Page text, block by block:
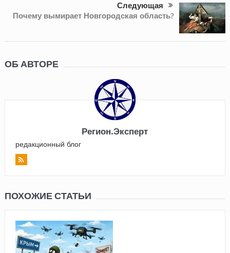
Следующая
Почему вымирает Новгородская область?
ОБ АВТОРЕ
Регион.Эксперт
редакционный блог
ПОХОЖИЕ СТАТЬИ